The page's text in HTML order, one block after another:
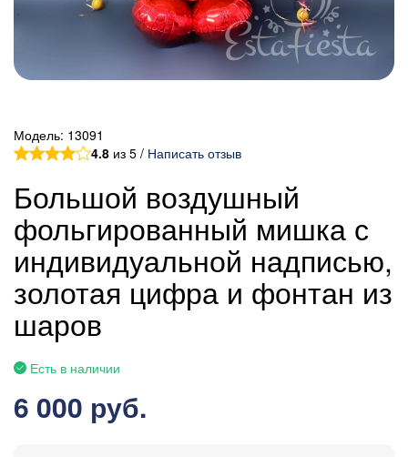
Модель: 13091
4.8 из 5 / Написать отзыв
Большой воздушный
фольгированный мишка с
индивидуальной надписью,
золотая цифра и фонтан из
шаров
Есть в наличии
6 000 руб.